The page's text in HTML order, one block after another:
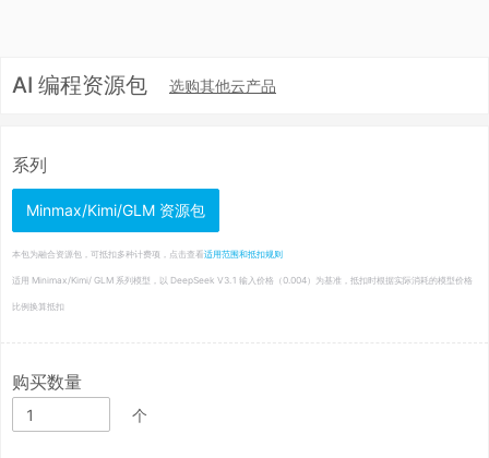
AI 编程资源包 选购其他云产品
系列
Minmax/Kimi/GLM 资源包
本包为融合资源包，可抵扣多种计费项，点击查看 适用范围和抵扣规则
适用 Minimax/Kimi/ GLM 系列模型，以 DeepSeek V3.1 输入价格（0.004）为基准，抵扣时根据实际消耗的模型价格
比例换算抵扣
购买数量
个